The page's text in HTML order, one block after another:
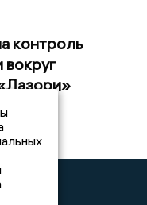
контроль
| СИ